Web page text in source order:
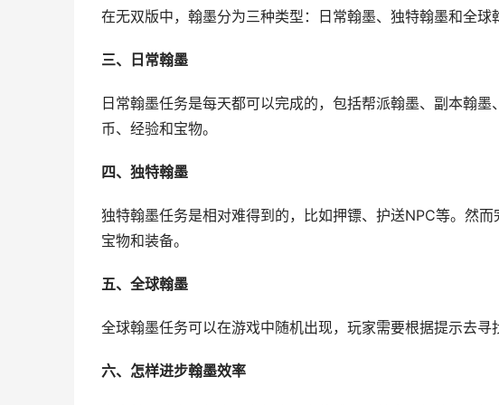
在无双版中，翰墨分为三种类型：日常翰墨、独特翰墨和全球
三、日常翰墨
日常翰墨任务是每天都可以完成的，包括帮派翰墨、副本翰
币、经验和宝物。
四、独特翰墨
独特翰墨任务是相对难得到的，比如押镖、护送NPC等。然
宝物和装备。
五、全球翰墨
全球翰墨任务可以在游戏中随机出现，玩家需要根据提示去寻
六、怎样进步翰墨效率